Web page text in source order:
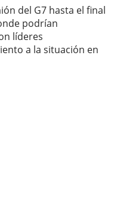
del G7 hasta el final
podrían
líderes
a la situación en